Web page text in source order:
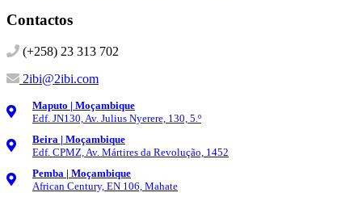
Contactos
(+258) 23 313 702
2ibi@2ibi.com
Maputo | Moçambique
Edf. JN130, Av. Julius Nyerere, 130, 5.º
Beira | Moçambique
Edf. CPMZ, Av. Mártires da Revolução, 1452
Pemba | Moçambique
African Century, EN 106, Mahate